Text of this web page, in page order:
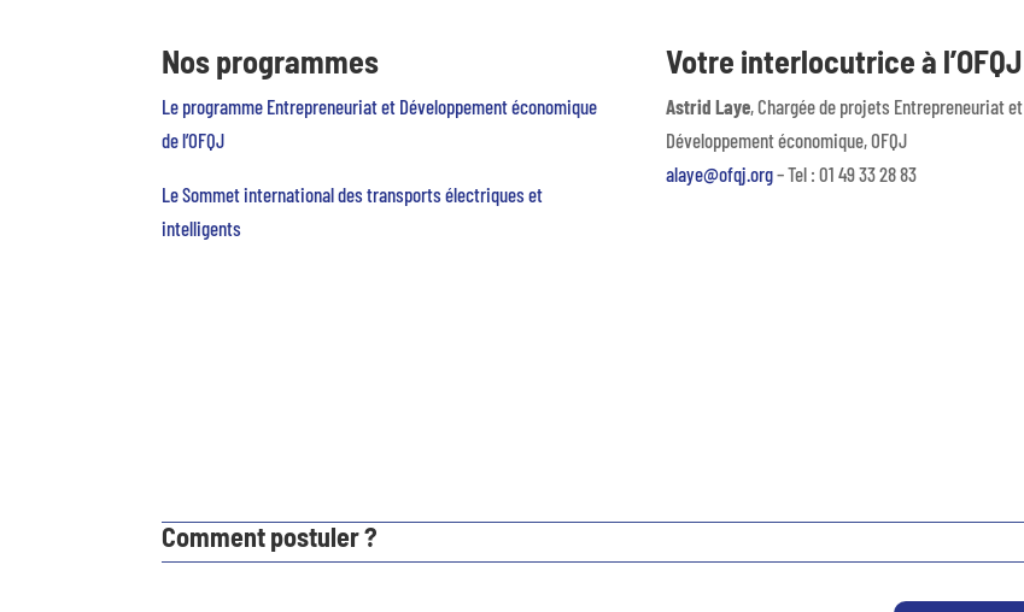
Nos programmes
Le programme Entrepreneuriat et Développement économique
de l’OFQJ
Le Sommet international des transports électriques et
intelligents
Votre interlocutrice à l’OFQJ
Astrid Laye, Chargée de projets Entrepreneuriat et
Développement économique, OFQJ
alaye@ofqj.org– Tel : 01 49 33 28 83
Comment postuler ?